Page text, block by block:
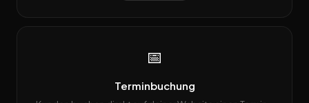
📅
Terminbuchung